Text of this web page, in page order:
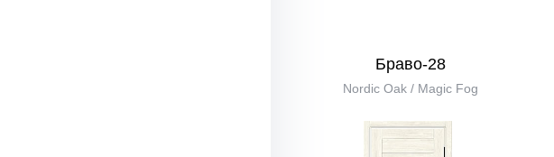
Браво-28
Nordic Oak / Magic Fog